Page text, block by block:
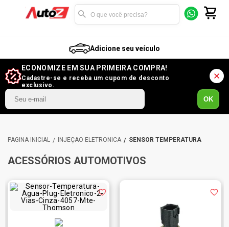
Adicione seu veículo
ECONOMIZE EM SUA PRIMEIRA COMPRA!
Cadastre-se e receba um cupom de desconto
exclusivo.
OK
INJEÇÃO ELETRÔNICA SENSOR TEMPERATURA
ACESSÓRIOS AUTOMOTIVOS